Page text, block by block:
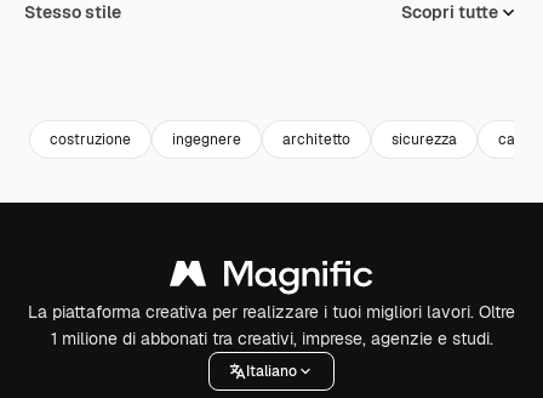
Stesso stile Scopri tutte
costruzione ingegnere architetto sicurezza casco
La piattaforma creativa per realizzare i tuoi migliori lavori. Oltre
1 milione di abbonati tra creativi, imprese, agenzie e studi.
Italiano